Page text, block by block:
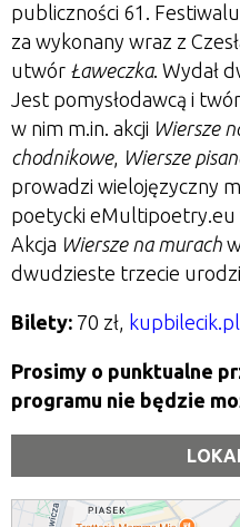
publiczności 61.
za wykonany wraz z
utwór Ławeczka. Wydał
Jest pomysłodawcą i
w nim m.in. akcji Wiersze
chodnikowe, Wiersze
prowadzi wielojęzyczny
poetycki eMultipoetry.eu
Akcja Wiersze na murach
dwudzieste trzecie
Bilety: 70 zł, kupbilecik.pl
Prosimy o punktualne
programu nie będzie